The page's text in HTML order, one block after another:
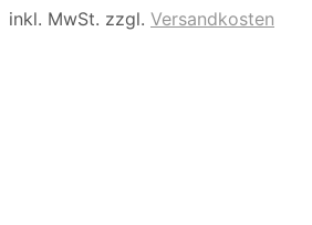
inkl. MwSt. zzgl. Versandkosten